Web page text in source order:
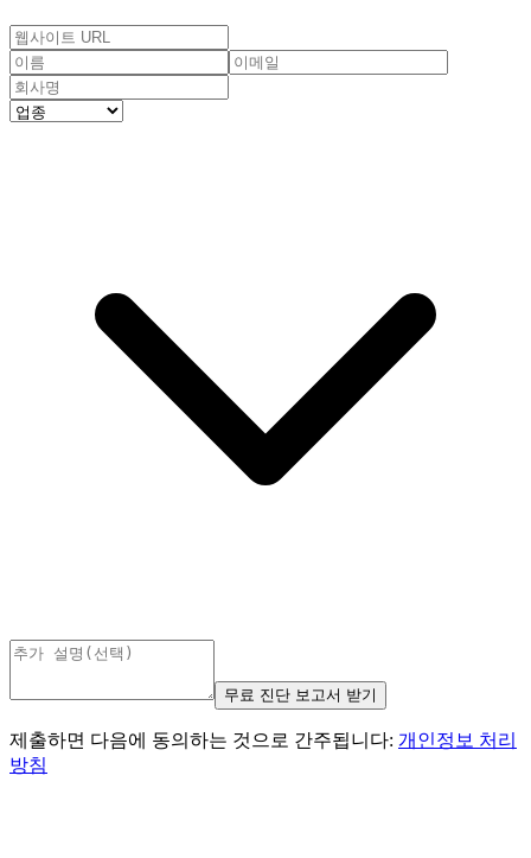
무료 진단 보고서 받기
제출하면 다음에 동의하는 것으로 간주됩니다: 개인정보 처리
방침